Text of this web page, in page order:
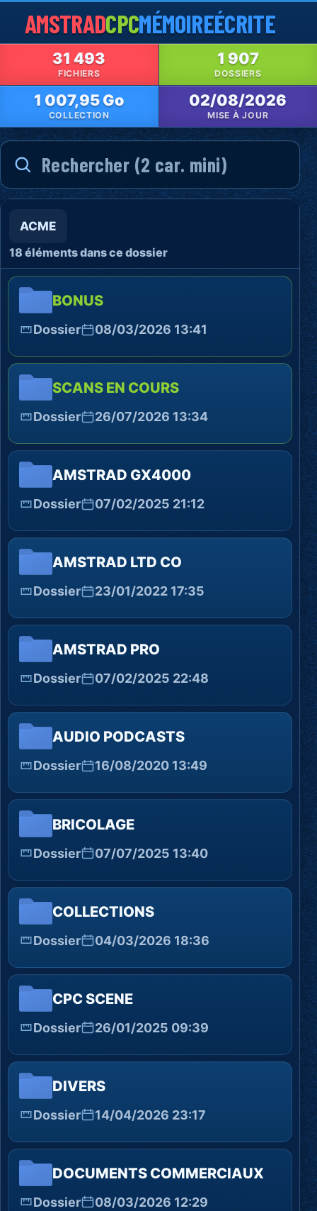
AMSTRADCPCMÉMOIREÉCRITE
31 493
FICHIERS
1 907
DOSSIERS
1 007,95 Go
COLLECTION
02/08/2026
MISE À JOUR
ACME
18 éléments dans ce dossier
BONUS
Dossier 08/03/2026 13:41
SCANS EN COURS
Dossier 26/07/2026 13:34
AMSTRAD GX4000
Dossier 07/02/2025 21:12
AMSTRAD LTD CO
Dossier 23/01/2022 17:35
AMSTRAD PRO
Dossier 07/02/2025 22:48
AUDIO PODCASTS
Dossier 16/08/2020 13:49
BRICOLAGE
Dossier 07/07/2025 13:40
COLLECTIONS
Dossier 04/03/2026 18:36
CPC SCENE
Dossier 26/01/2025 09:39
DIVERS
Dossier 14/04/2026 23:17
DOCUMENTS COMMERCIAUX
Dossier 08/03/2026 12:29